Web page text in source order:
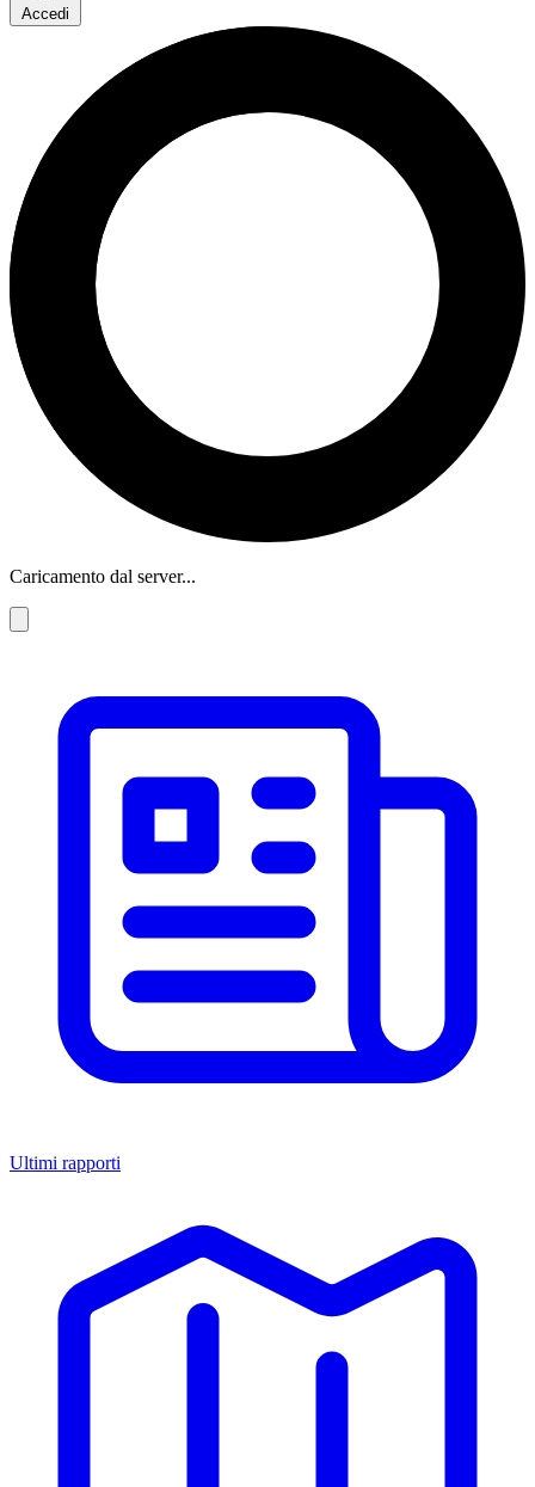
Accedi
Caricamento dal server...
Ultimi rapporti